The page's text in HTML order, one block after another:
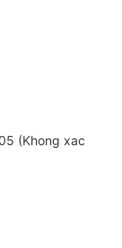
(Khong xac